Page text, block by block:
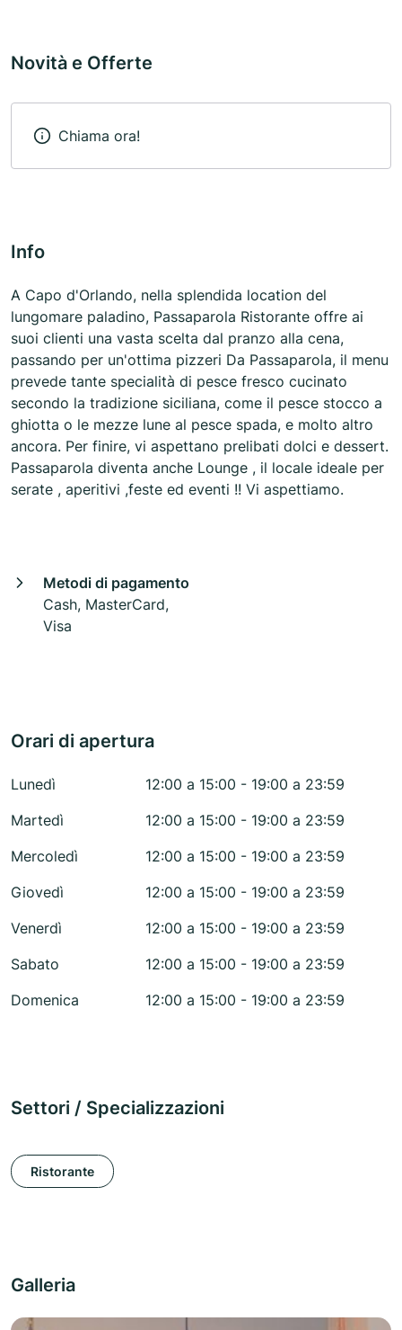
Novità e Offerte
Chiama ora!
Info
A Capo d'Orlando, nella splendida location del
lungomare paladino, Passaparola Ristorante offre ai
suoi clienti una vasta scelta dal pranzo alla cena,
passando per un'ottima pizzeri Da Passaparola, il menu
prevede tante specialità di pesce fresco cucinato
secondo la tradizione siciliana, come il pesce stocco a
ghiotta o le mezze lune al pesce spada, e molto altro
ancora. Per finire, vi aspettano prelibati dolci e dessert.
Passaparola diventa anche Lounge , il locale ideale per
serate , aperitivi ,feste ed eventi !! Vi aspettiamo.
Metodi di pagamento
Cash, MasterCard,
Visa
Orari di apertura
Lunedì
12:00 a 15:00 - 19:00 a 23:59
Martedì
12:00 a 15:00 - 19:00 a 23:59
Mercoledì
12:00 a 15:00 - 19:00 a 23:59
Giovedì
12:00 a 15:00 - 19:00 a 23:59
Venerdì
12:00 a 15:00 - 19:00 a 23:59
Sabato
12:00 a 15:00 - 19:00 a 23:59
Domenica
12:00 a 15:00 - 19:00 a 23:59
Settori / Specializzazioni
Ristorante
Galleria